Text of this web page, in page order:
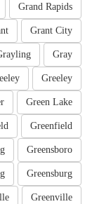
Grand Rapids
Grant City
Gray
Greeley
Green Lake
Greenfield
Greensboro
Greensburg
Greenville